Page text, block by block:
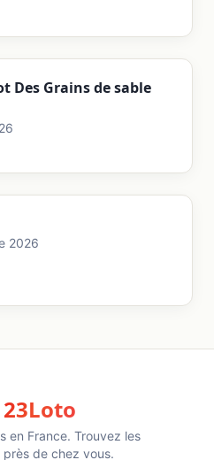
Des Grains de sable
2026
en France. Trouvez les
près de chez vous.